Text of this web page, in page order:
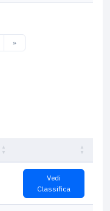
»
Vedi
Classifica